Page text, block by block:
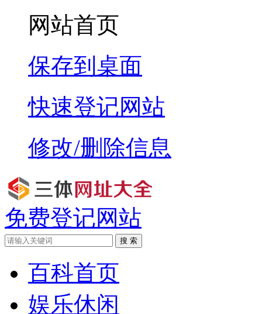
网站首页
保存到桌面
快速登记网站
修改/删除信息
免费登记网站
搜 索
百科首页
娱乐休闲